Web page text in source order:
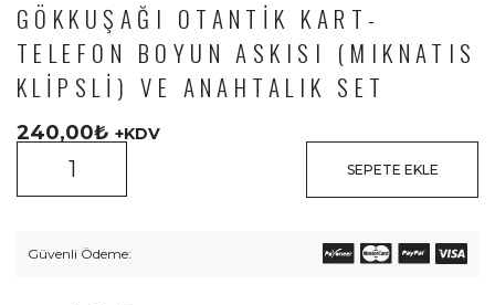
GÖKKUŞAĞI OTANTIK KART-
TELEFON BOYUN ASKISI (MIKNATIS
KLIPSLI) VE ANAHTALIK SET
240,00₺ +KDV
SEPETE EKLE
Güvenli Ödeme: